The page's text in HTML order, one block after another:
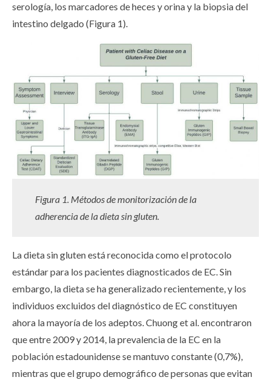
serología, los marcadores de heces y orina y la biopsia del
intestino delgado (Figura 1).
Figura 1. Métodos de monitorización de la
adherencia de la dieta sin gluten.
La dieta sin gluten está reconocida como el protocolo
estándar para los pacientes diagnosticados de EC. Sin
embargo, la dieta se ha generalizado recientemente, y los
individuos excluidos del diagnóstico de EC constituyen
ahora la mayoría de los adeptos. Chuong et al. encontraron
que entre 2009 y 2014, la prevalencia de la EC en la
población estadounidense se mantuvo constante (0,7%),
mientras que el grupo demográfico de personas que evitan